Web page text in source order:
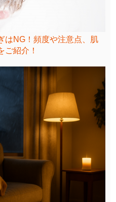
はNG！頻度や注意点、肌
ご紹介！